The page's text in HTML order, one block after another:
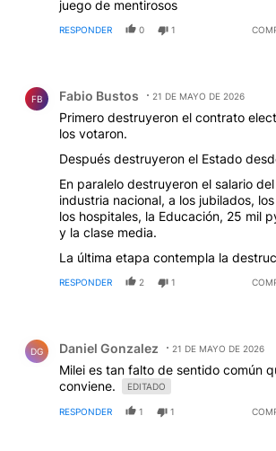
juego de mentirosos
RESPONDER 0 1
FB Fabio Bustos 21 DE MAYO DE 2026
Primero destruyeron el contrato
los votaron.
Después destruyeron el Estado
En paralelo destruyeron el salario
industria nacional, a los jubilados,
los hospitales, la Educación, 25 mil
y la clase media.
La última etapa contempla la
RESPONDER 2 1
DG Daniel Gonzalez 21 DE MAYO DE 2026
Milei es tan falto de sentido común
conviene.
EDITADO
RESPONDER 1 1